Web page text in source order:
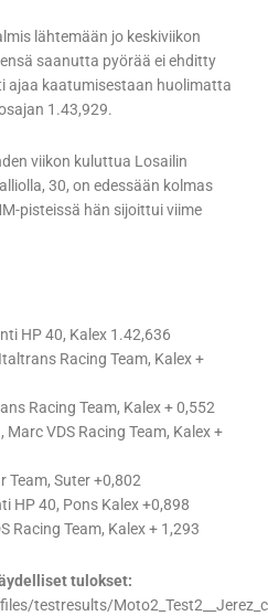
lähtemään jo keskiviikon
saanutta pyörää ei ehditty
ajaa kaatumisestaan huolimatta
1.43,929.
viikon kuluttua Losailin
30, on edessään kolmas
pisteissä hän sijoittui viime
HP 40, Kalex 1.42,636
Racing Team, Kalex +
Racing Team, Kalex + 0,552
VDS Racing Team, Kalex +
Team, Suter +0,802
HP 40, Pons Kalex +0,898
Racing Team, Kalex + 1,293
tulokset:
testresults/